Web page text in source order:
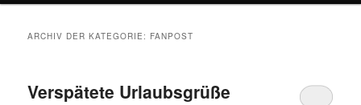
ARCHIV DER KATEGORIE: FANPOST
Verspätete Urlaubsgrüße